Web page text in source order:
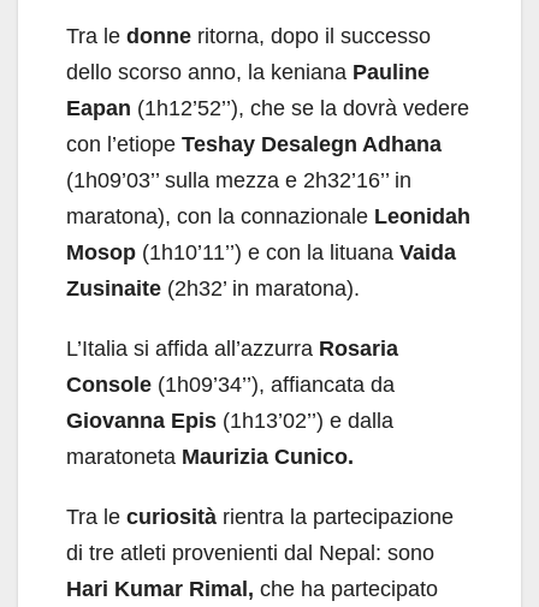
Tra le donne ritorna, dopo il successo
dello scorso anno, la keniana Pauline
Eapan (1h12’52’’), che se la dovrà vedere
con l’etiope Teshay Desalegn Adhana
(1h09’03’’ sulla mezza e 2h32’16’’ in
maratona), con la connazionale Leonidah
Mosop (1h10’11’’) e con la lituana Vaida
Zusinaite (2h32’ in maratona).
L’Italia si affida all’azzurra Rosaria
Console (1h09’34’’), affiancata da
Giovanna Epis (1h13’02’’) e dalla
maratoneta Maurizia Cunico.
Tra le curiosità rientra la partecipazione
di tre atleti provenienti dal Nepal: sono
Hari Kumar Rimal, che ha partecipato